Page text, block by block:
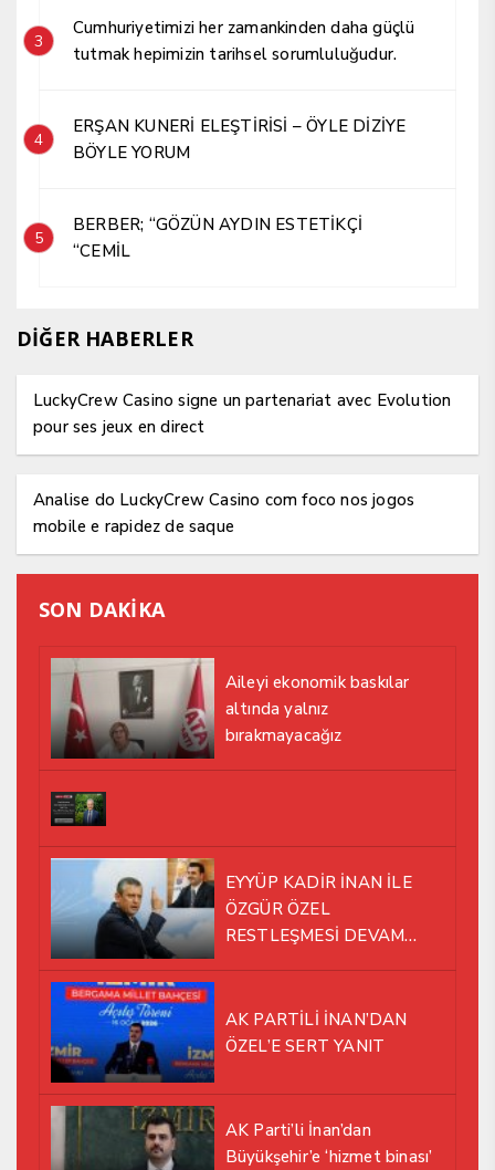
3
Cumhuriyetimizi her zamankinden daha güçlü
tutmak hepimizin tarihsel sorumluluğudur.
4
ERŞAN KUNERİ ELEŞTİRİSİ – ÖYLE DİZİYE
BÖYLE YORUM
5
BERBER; “GÖZÜN AYDIN ESTETİKÇİ
“CEMİL
DİĞER HABERLER
LuckyCrew Casino signe un partenariat avec Evolution
pour ses jeux en direct
Analise do LuckyCrew Casino com foco nos jogos
mobile e rapidez de saque
SON DAKİKA
Aileyi ekonomik baskılar
altında yalnız
bırakmayacağız
EYYÜP KADİR İNAN İLE
ÖZGÜR ÖZEL
RESTLEŞMESİ DEVAM
AK PARTİLİ İNAN’DAN
ÖZEL’E SERT YANIT
AK Parti’li İnan’dan
Büyükşehir’e ‘hizmet binası’